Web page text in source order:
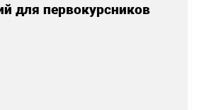
для первокурсников